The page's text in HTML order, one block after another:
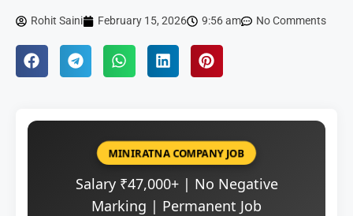
Rohit Saini February 15, 2026 9:56 am No Comments
MINIRATNA COMPANY JOB
Salary ₹47,000+ | No Negative
Marking | Permanent Job